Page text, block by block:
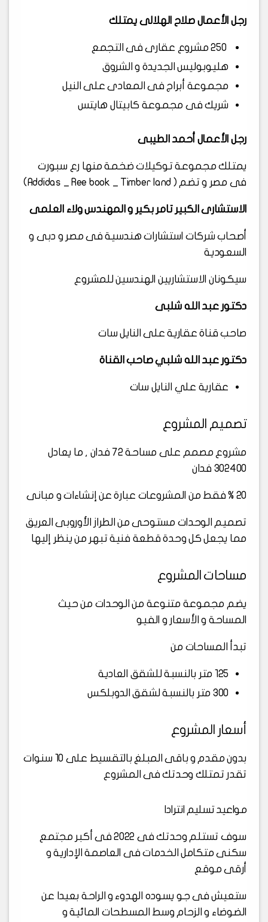
رجل الأعمال صلاح الهلالى يمتلك
هليوبوليس الجديدة و الشروق
مجموعة أبراج فى المعادى على النيل
شريك فى مجموعة كابيتال هايتس
رجل الأعمال أحمد الطيبى
يمتلك مجموعة توكيلات ضخمة منها رع سبورت
فى مصر و تضم ( Addidas _ Ree book _ Timber land)
الاستشارى الكبير تامر بكير و المهندس ولاء العلمى
أصحاب شركات استشارات هندسية فى مصر و دبى و
السعودية
سيكونان الاستشاريين الهندسين للمشروع
دكتور عبد الله شلبى
صاحب قناة عقارية على النايل سات
دكتور عبد الله شلبي صاحب القناة
عقارية علي النايل سات
تصميم المشروع
مشروع مصمم على مساحة 72 فدان , ما يعادل
302400 فدان
20 % فقط من المشروعات عبارة عن إنشاءات و مبانى
تصميم الوحدات مستوحى من الطراز الأوروبى العريق
مما يجعل كل وحدة قطعة فنية تبهر من ينظر إليها
مساحات المشروع
يضم مجموعة متنوعة من الوحدات من حيث
المساحة و الأسعار و الفيو
تبدأ المساحات من
125 متر بالنسبة للشقق العادية
300 متر بالنسبة لشقق الدوبلكس
أسعار المشروع
بدون مقدم و باقى المبلغ بالتقسيط على 10 سنوات
تقدر تمتلك وحدتك فى المشروع
مواعيد تسليم انترادا
سوف تستلم وحدتك فى 2022 فى أكبر مجتمع
سكنى متكامل الخدمات فى العاصمة الإدارية و
أرقى موقع
ستعيش فى جو يسوده الهدوء و الراحة بعيدا عن
الضوضاء و الزحام وسط المسطحات المائية و